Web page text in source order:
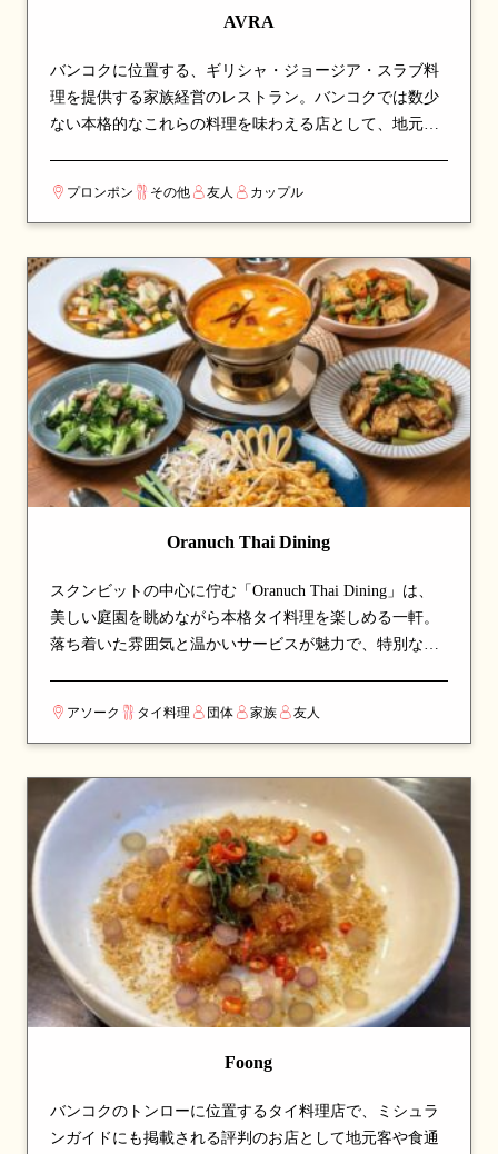
AVRA
バンコクに位置する、ギリシャ・ジョージア・スラブ料
理を提供する家族経営のレストラン。バンコクでは数少
ない本格的なこれらの料理を味わえる店として、地元客
てきたレシピを再現した一皿が魅力。化学調味料や添加
物を一切使わず、厳選した素材を100%スクラッチ（手作
り）で仕上げる伝統製法にこだわる。メニューは季節ご
とに入れ替わり、定番料理に加え新しい味との出会いも
楽しめる。4000年の歴史を持つギリシャ料理、シルクロ
ードの影響を受けたジョージア料理、東欧の滋味あふれ
るスラブ料理が一度に味わえる、家族のような温かいも
てなしが魅力の一軒。
プロンポン その他 友人 カップル
Oranuch Thai Dining
スクンビットの中心に佇む「Oranuch Thai Dining」は、
美しい庭園を眺めながら本格タイ料理を楽しめる一軒。
落ち着いた雰囲気と温かいサービスが魅力で、特別な日
ハンやパンダンティーも人気。丁寧な接客と居心地の良
い空間、そして手頃な価格が揃い、バンコクでも高い評
価を集めるタイ料理レストランです。
アソーク タイ料理 団体 家族 友人
Foong
バンコクのトンローに位置するタイ料理店で、ミシュラ
ンガイドにも掲載される評判のお店として地元客や食通